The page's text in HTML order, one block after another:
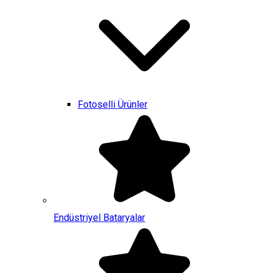
Fotoselli Ürünler
Endüstriyel Bataryalar